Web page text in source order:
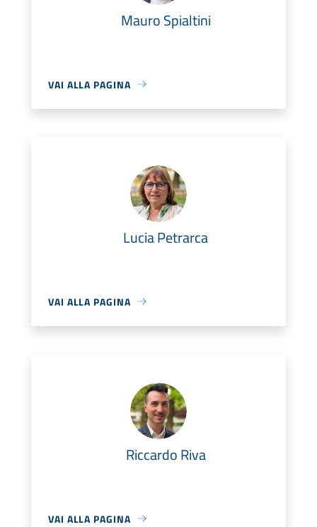
Mauro Spialtini
VAI ALLA PAGINA
Lucia Petrarca
VAI ALLA PAGINA
Riccardo Riva
VAI ALLA PAGINA